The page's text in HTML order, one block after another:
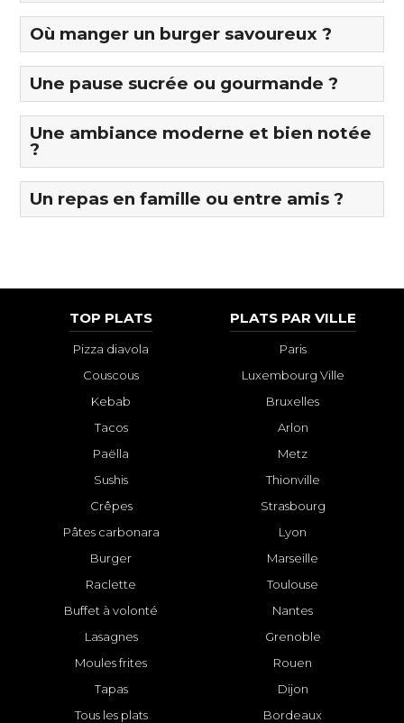
Où manger un burger savoureux ?
Une pause sucrée ou gourmande ?
Une ambiance moderne et bien notée
?
Un repas en famille ou entre amis ?
TOP PLATS
Pizza diavola
Couscous
Kebab
Tacos
Paëlla
Sushis
Crêpes
Pâtes carbonara
Burger
Raclette
Buffet à volonté
Lasagnes
Moules frites
Tapas
Tous les plats
PLATS PAR VILLE
Paris
Luxembourg Ville
Bruxelles
Arlon
Metz
Thionville
Strasbourg
Lyon
Marseille
Toulouse
Nantes
Grenoble
Rouen
Dijon
Bordeaux